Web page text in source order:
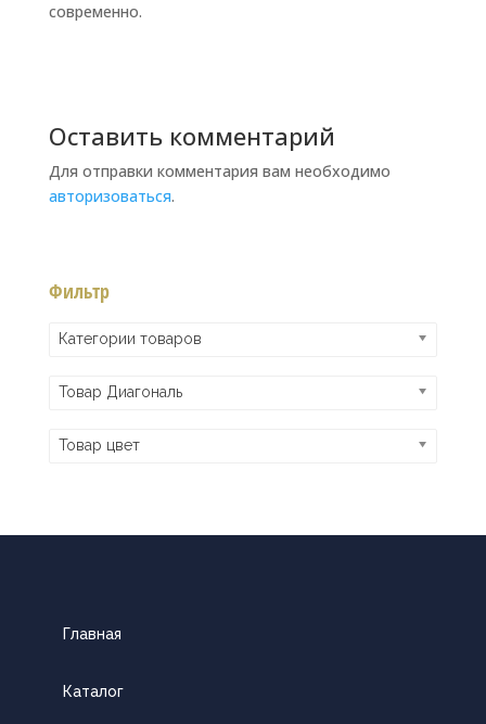
современно.
Оставить комментарий
Для отправки комментария вам необходимо
авторизоваться.
Фильтр
Категории товаров
Товар Диагональ
Товар цвет
Главная
Каталог